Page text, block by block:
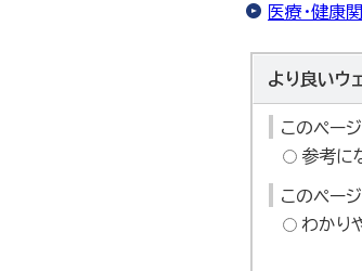
医療・健康
より良いウ
このペー
参考に
このペー
わかり